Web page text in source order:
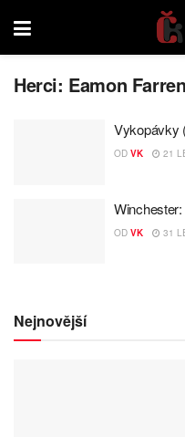
Herci: Eamon Farren
Vykopávky
OD VK 21
OD VK 31
Nejnovější